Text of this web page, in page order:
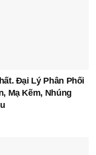
Đại Lý Phân Phối
Mạ Kẽm, Nhúng